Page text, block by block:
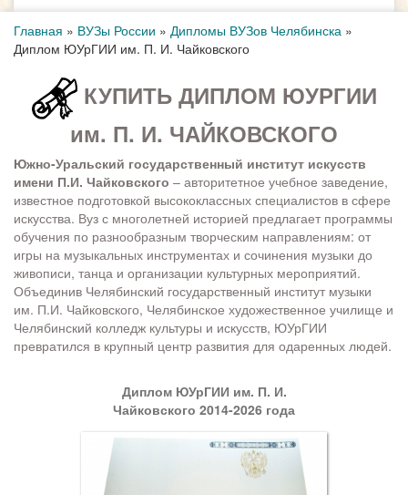
Главная » ВУЗы России » Дипломы ВУЗов Челябинска »
Диплом ЮУрГИИ им. П. И. Чайковского
КУПИТЬ ДИПЛОМ ЮУРГИИ
им. П. И. ЧАЙКОВСКОГО
Южно-Уральский государственный институт искусств
имени П.И. Чайковского – авторитетное учебное заведение,
известное подготовкой высококлассных специалистов в сфере
искусства. Вуз с многолетней историей предлагает программы
обучения по разнообразным творческим направлениям: от
игры на музыкальных инструментах и сочинения музыки до
живописи, танца и организации культурных мероприятий.
Объединив Челябинский государственный институт музыки
им. П.И. Чайковского, Челябинское художественное училище и
Челябинский колледж культуры и искусств, ЮУрГИИ
превратился в крупный центр развития для одаренных людей.
Диплом ЮУрГИИ им. П. И.
Чайковского 2014-2026 года